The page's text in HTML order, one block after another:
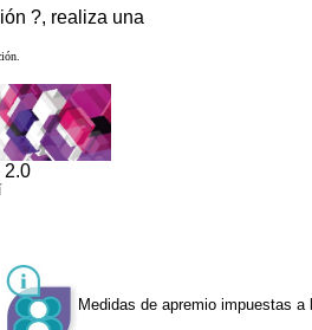
?, realiza una
2.0
Medidas de apremio impuestas a